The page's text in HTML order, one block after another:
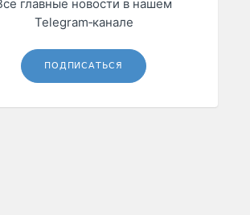
главные новости в нашем
Telegram‑канале
ПОДПИСАТЬСЯ